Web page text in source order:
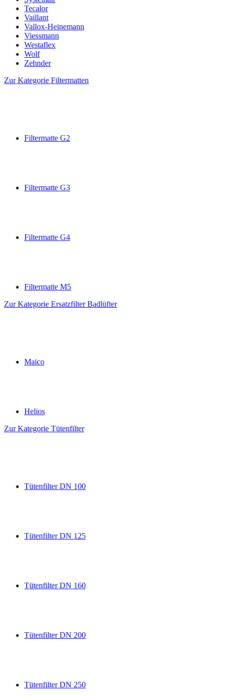
Tecalor
Vaillant
Vallox-Heinemann
Viessmann
Westaflex
Wolf
Zehnder
Zur Kategorie Filtermatten
Filtermatte G2
Filtermatte G3
Filtermatte G4
Filtermatte M5
Zur Kategorie Ersatzfilter Badlüfter
Maico
Helios
Zur Kategorie Tütenfilter
Tütenfilter DN 100
Tütenfilter DN 125
Tütenfilter DN 160
Tütenfilter DN 200
Tütenfilter DN 250